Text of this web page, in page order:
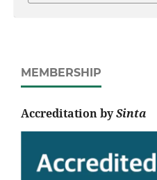
MEMBERSHIP
Accreditation bySinta